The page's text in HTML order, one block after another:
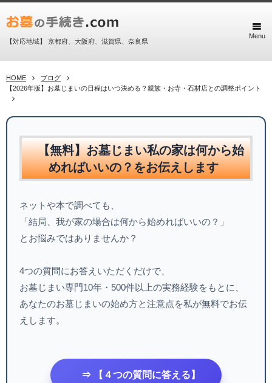
【対応地域】 京都府、大阪府、滋賀県、奈良県
Menu
HOME
ブログ
【2026年版】お墓じまいの日程はいつ決める？親族・お寺・石材店との調整ポイント
【無料】お墓じまい私の家は何から始
めればいいの？をお伝えします
ネットや本で調べても、
「結局、我が家の場合は何から始めればいいの？」
とお悩みではありませんか？
4つの質問にお答えいただくだけで、
お墓じまい専門10年・500件以上の実務経験をもとに、
あなたのお墓じまいの始め方と注意点を私が無料でお伝
えします。
⇒ 【４つの質問に答える】